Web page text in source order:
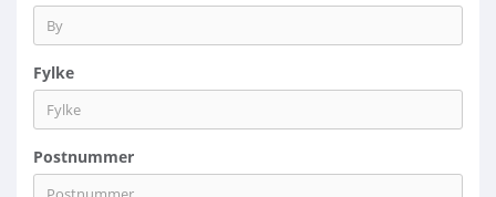
Fylke
Postnummer